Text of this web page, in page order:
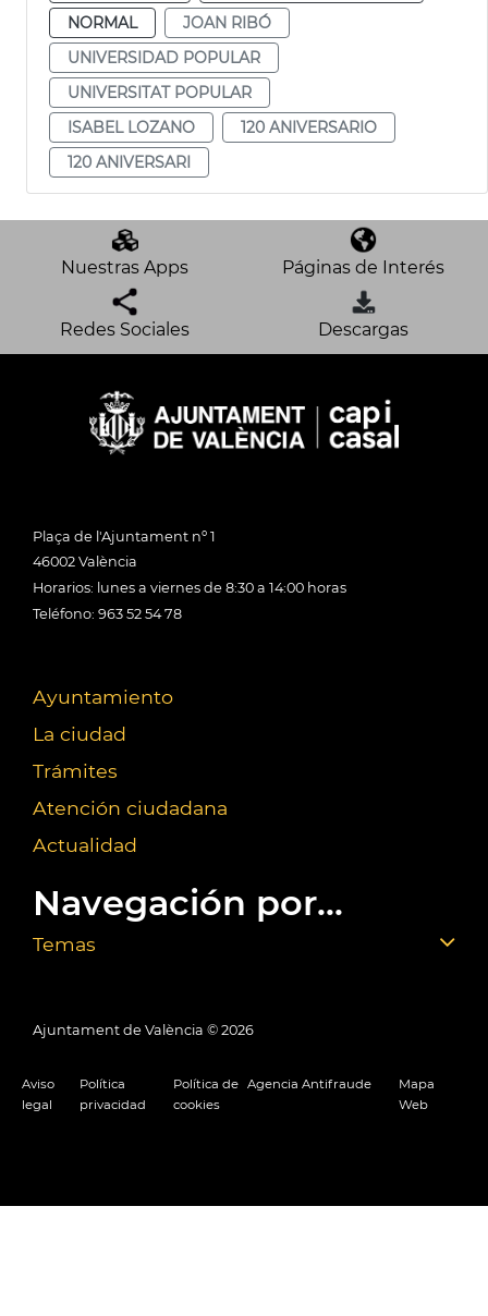
NORMAL
JOAN RIBÓ
UNIVERSIDAD POPULAR
UNIVERSITAT POPULAR
ISABEL LOZANO
120 ANIVERSARIO
120 ANIVERSARI
Nuestras Apps Páginas de Interés
Redes Sociales Descargas
Plaça de l'Ajuntament nº 1
46002 València
Horarios: lunes a viernes de 8:30 a 14:00 horas
Teléfono: 963 52 54 78
Ayuntamiento
La ciudad
Trámites
Atención ciudadana
Actualidad
Navegación por...
Temas
Ajuntament de València © 2026
Aviso
legal
Política
privacidad
Política de
cookies
Agencia Antifraude
Mapa
Web